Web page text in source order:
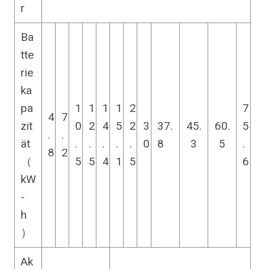
r
Ba
tte
rie
ka
pa
zit
ät
（
kW
-
h
）
4
.
8
7
.
2
1
0
.
5
1
2
.
5
1
4
.
4
1
5
.
1
2
2
.
5
3
0
37.
8
45.
3
60.
5
7
5
.
6
Ak